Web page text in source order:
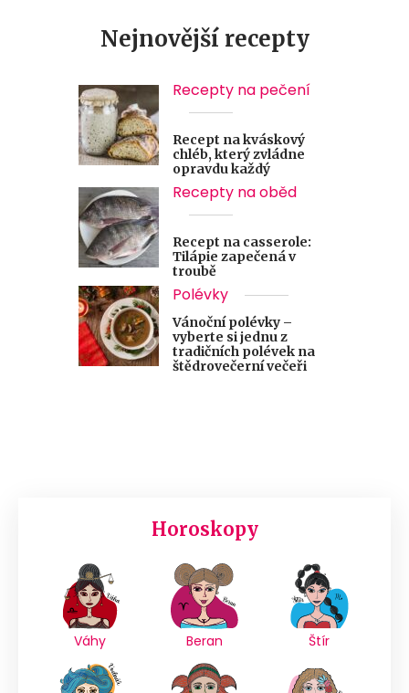
Nejnovější recepty
Recepty na pečení
Recept na kváskový
chléb, který zvládne
opravdu každý
Recepty na oběd
Recept na casserole:
Tilápie zapečená v
troubě
Polévky
Vánoční polévky –
vyberte si jednu z
tradičních polévek na
štědrovečerní večeři
Horoskopy
Váhy Beran Štír